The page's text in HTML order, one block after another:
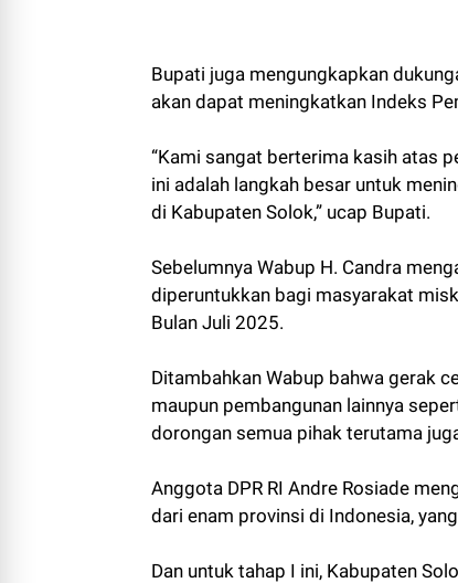
Bupati juga mengungkapkan
akan dapat meningkatkan Indeks
“Kami sangat berterima kasih atas
ini adalah langkah besar untuk
di Kabupaten Solok,” ucap Bupati.
Sebelumnya Wabup H. Candra
diperuntukkan bagi masyarakat
Bulan Juli 2025.
Ditambahkan Wabup bahwa gerak
maupun pembangunan lainnya
dorongan semua pihak terutama
Anggota DPR RI Andre Rosiade
dari enam provinsi di Indonesia,
Dan untuk tahap I ini, Kabupaten